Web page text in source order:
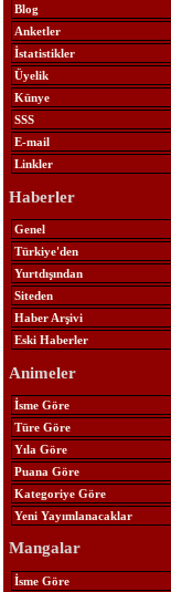
Blog
Anketler
İstatistikler
Üyelik
Künye
SSS
E-mail
Linkler
Haberler
Genel
Türkiye'den
Yurtdışından
Siteden
Haber Arşivi
Eski Haberler
Animeler
İsme Göre
Türe Göre
Yıla Göre
Puana Göre
Kategoriye Göre
Yeni Yayımlanacaklar
Mangalar
İsme Göre